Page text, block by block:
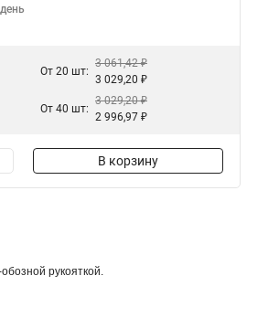
От 20 шт:
3 061,42 ₽
3 029,20 ₽
От 40 шт:
3 029,20 ₽
2 996,97 ₽
В корзину
рукояткой.